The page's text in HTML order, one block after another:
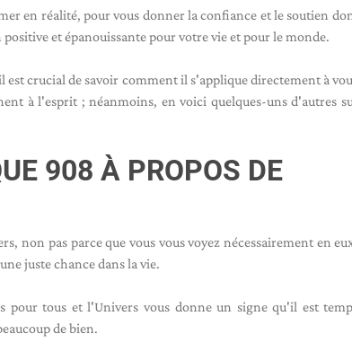
en réalité, pour vous donner la confiance et le soutien
et épanouissante pour votre vie et pour le monde.
crucial de savoir comment il s'applique directement à
à l'esprit ; néanmoins, en voici quelques-uns d'autres
908 À PROPOS DE
non pas parce que vous vous voyez nécessairement en
juste chance dans la vie.
pour tous et l'Univers vous donne un signe qu'il est
de bien.